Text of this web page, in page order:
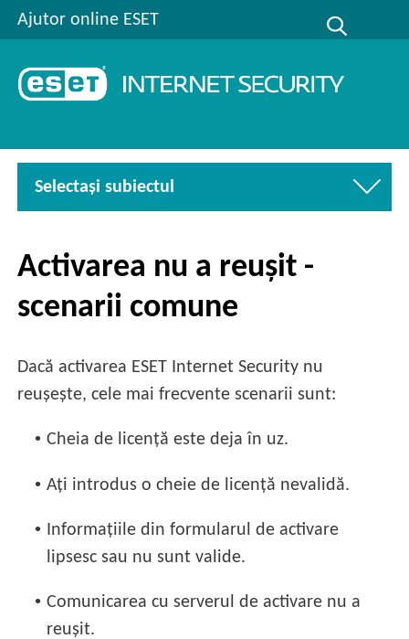
Ajutor online ESET
Selectaşi subiectul
Activarea nu a reușit -
scenarii comune
Dacă activarea ESET Internet Security nu
reușește, cele mai frecvente scenarii sunt:
• Cheia de licență este deja în uz.
• Ați introdus o cheie de licență nevalidă.
• Informațiile din formularul de activare
lipsesc sau nu sunt valide.
• Comunicarea cu serverul de activare nu a
reușit.